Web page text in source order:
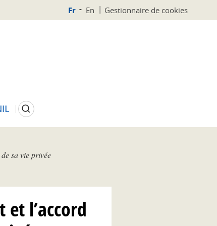
Fr En Gestionnaire de cookies
Rechercher
sa vie privée
l’accord